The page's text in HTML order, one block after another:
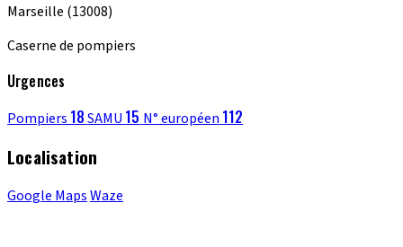
Marseille (13008)
Caserne de pompiers
Urgences
Pompiers 18SAMU 15 N° européen 112
Localisation
Google MapsWaze